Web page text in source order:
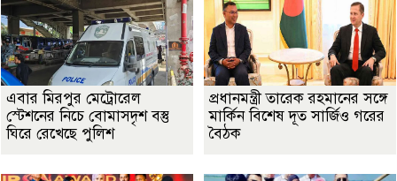
এবার মিরপুর মেট্রোরেল
স্টেশনের নিচে বোমাসদৃশ বস্তু
ঘিরে রেখেছে পুলিশ
প্রধানমন্ত্রী তারেক রহমানের সঙ্গে
মার্কিন বিশেষ দূত সার্জিও গরের
বৈঠক